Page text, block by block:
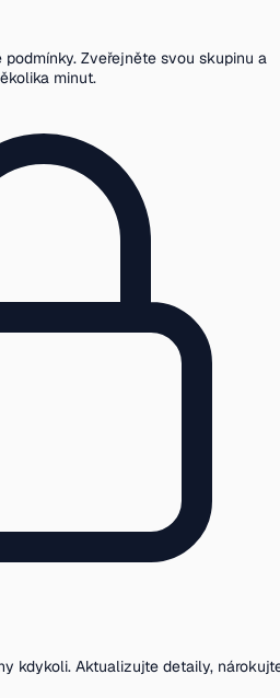
Zveřejněte svou skupinu a
minut.
kdykoli. Aktualizujte detaily,